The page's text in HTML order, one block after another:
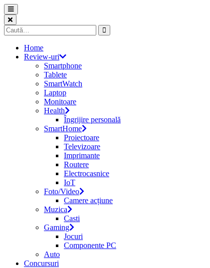
Skip
to
content
Caută
după:
Home
Review-uri
Smartphone
Tablete
SmartWatch
Laptop
Monitoare
Health
Îngrijire personală
SmartHome
Proiectoare
Televizoare
Imprimante
Routere
Electrocasnice
IoT
Foto/Video
Camere acțiune
Muzica
Casti
Gaming
Jocuri
Componente PC
Auto
Concursuri